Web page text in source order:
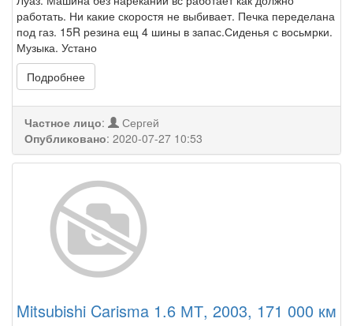
работать. Ни какие скоростя не выбивает. Печка переделана
под газ. 15R резина ещ 4 шины в запас.Сиденья с восьмрки.
Музыка. Устано
Подробнее
Частное лицо:
Сергей
Опубликовано: 2020-07-27 10:53
Mitsubishi Carisma 1.6 МТ, 2003, 171 000 км